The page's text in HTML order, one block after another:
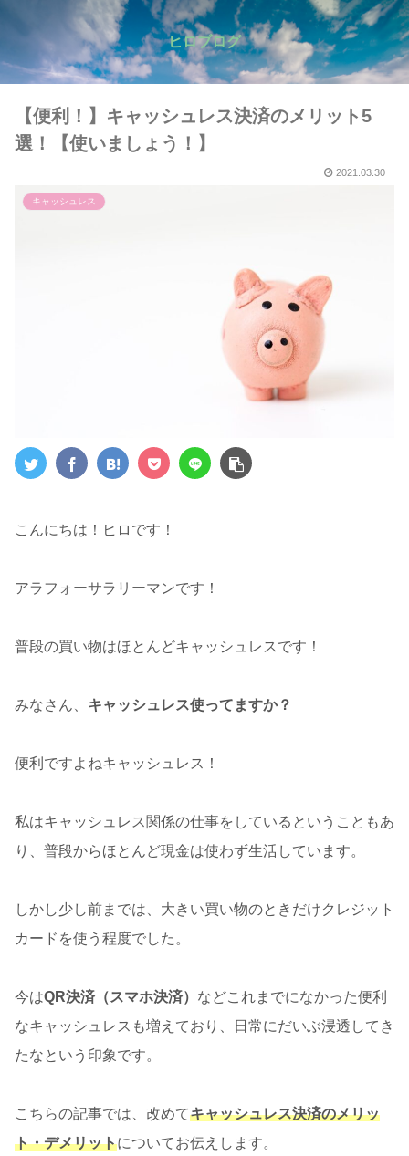
ヒロブログ
【便利！】キャッシュレス決済のメリット5
選！【使いましょう！】
2021.03.30
キャッシュレス
こんにちは！ヒロです！
アラフォーサラリーマンです！
普段の買い物はほとんどキャッシュレスです！
みなさん、 キャッシュレス使ってますか？
便利ですよねキャッシュレス！
私はキャッシュレス関係の仕事をしているということもあ
り、普段からほとんど現金は使わず生活しています。
しかし少し前までは、大きい買い物のときだけクレジット
カードを使う程度でした。
今はQR決済（スマホ決済） などこれまでになかった便利
なキャッシュレスも増えており、日常にだいぶ浸透してき
たなという印象です。
こちらの記事では、改めてキャッシュレス決済のメリッ
ト・デメリットについてお伝えします。